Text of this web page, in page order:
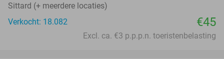
Sittard (+ meerdere locaties)
Verkocht: 18.082
€45
Excl. ca. €3 p.p.p.n. toeristenbelasting